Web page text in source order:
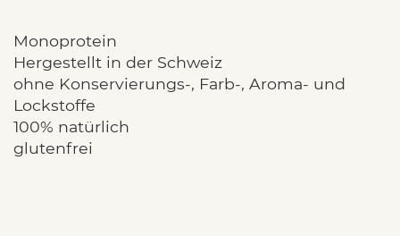
Monoprotein
Hergestellt in der Schweiz
ohne Konservierungs-, Farb-, Aroma- und
Lockstoffe
100% natürlich
glutenfrei